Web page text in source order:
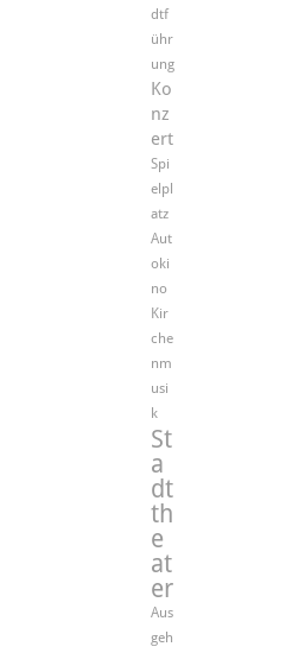
dtf
ühr
ung
Ko
nz
ert
Spi
elpl
atz
Aut
oki
no
Kir
che
nm
usi
k
St
a
dt
th
e
at
er
Aus
geh